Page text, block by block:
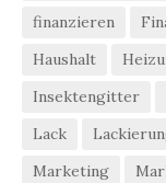
finanzieren
Haushalt
Insektengitter
Lack
Marketing